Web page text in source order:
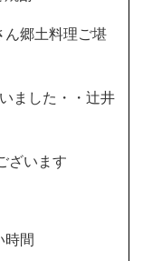
郷土料理ご堪
ました・・辻井
ざいます
時間